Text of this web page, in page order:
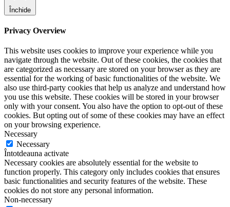
Închide
Privacy Overview
This website uses cookies to improve your experience while you
navigate through the website. Out of these cookies, the cookies that
are categorized as necessary are stored on your browser as they are
essential for the working of basic functionalities of the website. We
also use third-party cookies that help us analyze and understand how
you use this website. These cookies will be stored in your browser
only with your consent. You also have the option to opt-out of these
cookies. But opting out of some of these cookies may have an effect
on your browsing experience.
Necessary
Necessary
Întotdeauna activate
Necessary cookies are absolutely essential for the website to
function properly. This category only includes cookies that ensures
basic functionalities and security features of the website. These
cookies do not store any personal information.
Non-necessary